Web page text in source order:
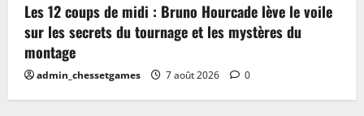
Les 12 coups de midi : Bruno Hourcade lève le voile
sur les secrets du tournage et les mystères du
montage
admin_chessetgames 7 août 2026 0